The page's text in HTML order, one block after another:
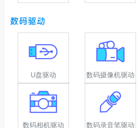
数码驱动
U盘驱动 数码摄像机驱动
数码相机驱动 数码录音笔驱动